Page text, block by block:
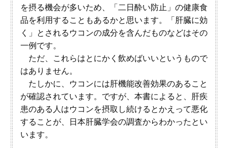
を摂る機会が多いため、「二日酔い防止」の健康食
品を利用することもあるかと思います。「肝臓に効
く」とされるウコンの成分を含んだものなどはその
一例です。
ただ、これらはとにかく飲めばいいというもので
はありません。
たしかに、ウコンには肝機能改善効果のあること
が確認されています。ですが、本書によると、肝疾
患のある人はウコンを摂取し続けるとかえって悪化
することが、日本肝臓学会の調査からわかったとい
います。